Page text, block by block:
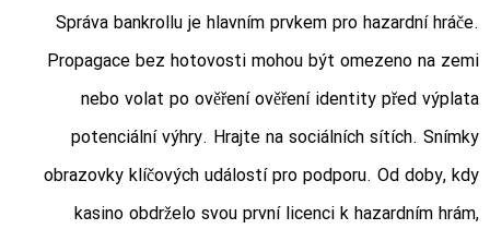
Správa bankrollu je hlavním prvkem pro hazardní hráče.
Propagace bez hotovosti mohou být omezeno na zemi
nebo volat po ověření ověření identity před výplata
potenciální výhry. Hrajte na sociálních sítích. Snímky
obrazovky klíčových událostí pro podporu. Od doby, kdy
kasino obdrželo svou první licenci k hazardním hrám,